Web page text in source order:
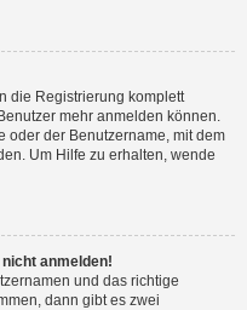
die Registrierung komplett
mehr anmelden können.
oder der Benutzername, mit dem
Um Hilfe zu erhalten, wende
anmelden!
und das richtige
dann gibt es zwei